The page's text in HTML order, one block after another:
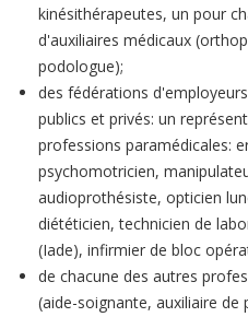
kinésithérapeutes, un pour
d'auxiliaires médicaux
podologue);
des fédérations
publics et privés: un
professions paramédicales:
psychomotricien,
audioprothésiste, opticien
diététicien, technicien de
(Iade), infirmier de bloc
de chacune des autres
(aide-soignante, auxiliaire de